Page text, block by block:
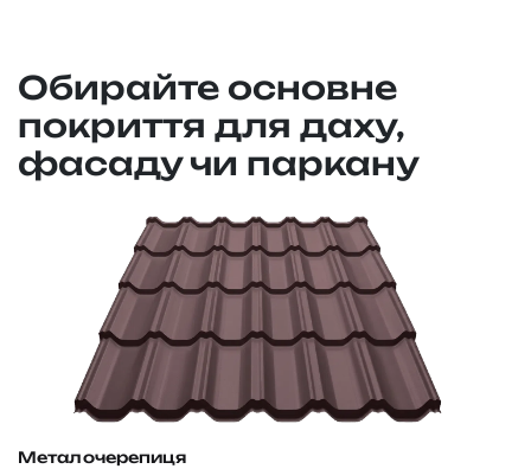
Обирайте основне
покриття для даху,
фасаду чи паркану
Металочерепиця